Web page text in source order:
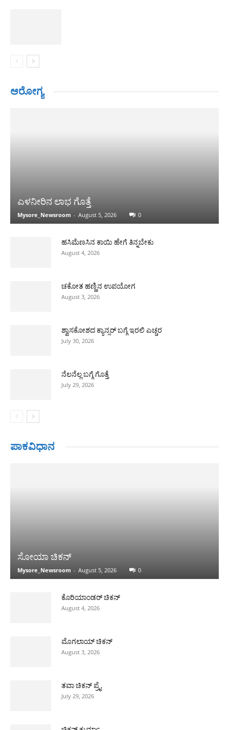
ಆರೋಗ್ಯ
ಎಳನೀರಿನ ಲಾಭ ಗೊತ್ತೆ
Mysore_Newsroom - August 5, 2026 0
ಹಸಿಮೆಣಸಿನ ಕಾಯಿ ಹೇಗೆ ತಿನ್ನಬೇಕು
August 4, 2026
ಚಕೋತ ಹಣ್ಣಿನ ಉಪಯೋಗ
August 3, 2026
ಶ್ವಾಸಕೋಶದ ಕ್ಯಾನ್ಸರ್ ಬಗ್ಗೆ ಇರಲಿ ಎಚ್ಚರ
July 30, 2026
ನೆಲನೆಲ್ಲ ಬಗ್ಗೆ ಗೊತ್ತೆ
July 29, 2026
ಪಾಕವಿಧಾನ
ಸೋಯಾ ಚಿಕನ್
Mysore_Newsroom - August 5, 2026 0
ಕೊರಿಯಾಂಡರ್ ಚಿಕನ್
August 4, 2026
ಮೊಗಲಾಯ್ ಚಿಕನ್
August 3, 2026
ತವಾ ಚಿಕನ್ ಪ್ರೈ
July 29, 2026